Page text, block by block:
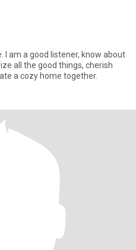
I am a good listener, know about
all the good things, cherish
a cozy home together.